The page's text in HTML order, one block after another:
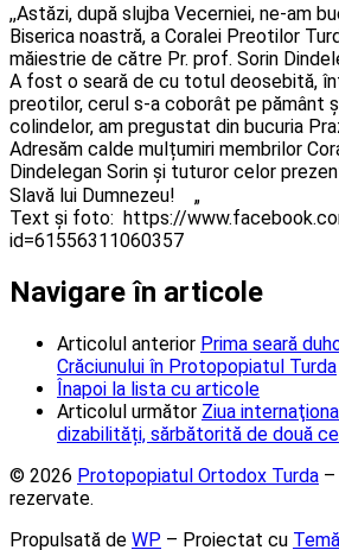
,,Astăzi, după slujba Vecerniei, ne-am
Biserica noastră, a Coralei Preotilor
măiestrie de către Pr. prof. Sorin
A fost o seară de cu totul deosebită,
preotilor, cerul s-a coborât pe pământ
colindelor, am pregustat din bucuria
Adresăm calde mulțumiri membrilor
Dindelegan Sorin și tuturor celor
Slavă lui Dumnezeu!
„
Text și foto: https://
id=61556311060357
Navigare în articole
Articolul anterior Prima seară
Crăciunului în Protopopiatul Turda
Înapoi la lista cu articole
Articolul următor Ziua
dizabilități, sărbătorită de două
© 2026 Protopopiatul Ortodox Turda
rezervate.
Propulsată de WP – Proiectat cu